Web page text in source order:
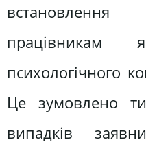
працівникам
психологічного
Це зумовлено
випадків